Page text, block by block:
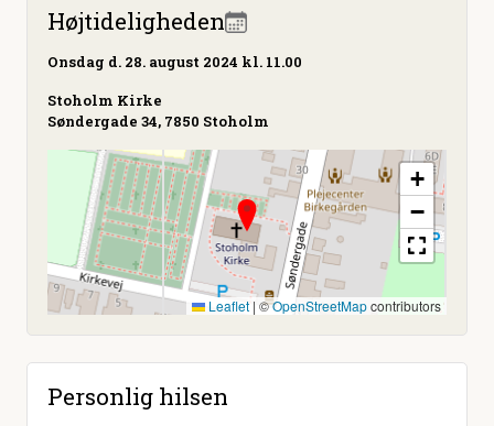
Højtideligheden
Onsdag d. 28. august 2024 kl. 11.00
Stoholm Kirke
Søndergade 34, 7850 Stoholm
+
−
Leaflet | ©OpenStreetMapcontributors
Personlig hilsen